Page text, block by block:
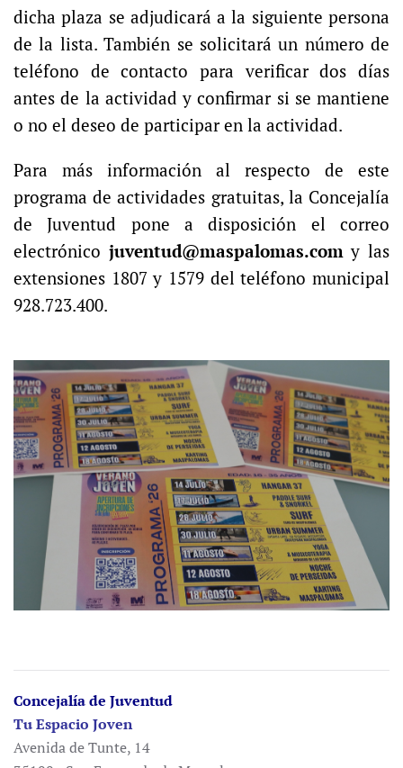
dicha plaza se adjudicará a la siguiente persona
de la lista. También se solicitará un número de
teléfono de contacto para verificar dos días
antes de la actividad y confirmar si se mantiene
o no el deseo de participar en la actividad.
Para más información al respecto de este
programa de actividades gratuitas, la Concejalía
de Juventud pone a disposición el correo
electrónico juventud@maspalomas.comy las
extensiones 1807 y 1579 del teléfono municipal
928.723.400.
Concejalía de Juventud
Tu Espacio Joven
Avenida de Tunte, 14